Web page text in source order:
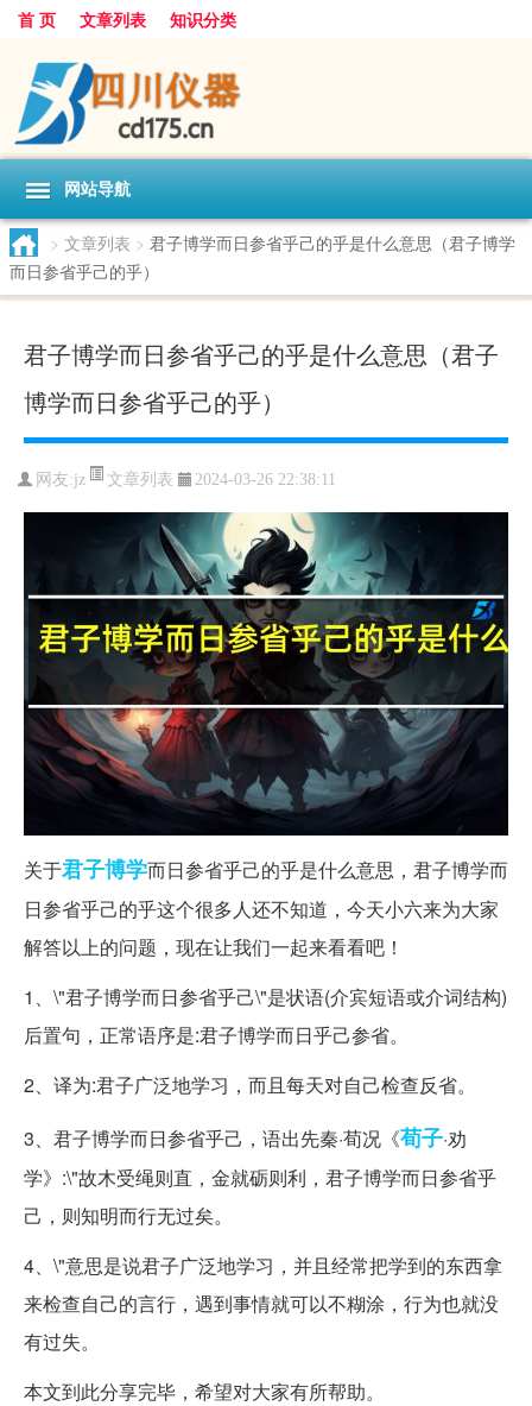
首 页 文章列表 知识分类
网站导航
> 文章列表 > 君子博学而日参省乎己的乎是什么意思（君子博学
而日参省乎己的乎）
君子博学而日参省乎己的乎是什么意思（君子
博学而日参省乎己的乎）
网友:jz 文章列表 2024-03-26 22:38:11
关于君子博学而日参省乎己的乎是什么意思，君子博学而
日参省乎己的乎这个很多人还不知道，今天小六来为大家
解答以上的问题，现在让我们一起来看看吧！
1、\"君子博学而日参省乎己\"是状语(介宾短语或介词结构)
后置句，正常语序是:君子博学而日乎己参省。
2、译为:君子广泛地学习，而且每天对自己检查反省。
3、君子博学而日参省乎己，语出先秦·荀况《荀子·劝
学》:\"故木受绳则直，金就砺则利，君子博学而日参省乎
己，则知明而行无过矣。
4、\"意思是说君子广泛地学习，并且经常把学到的东西拿
来检查自己的言行，遇到事情就可以不糊涂，行为也就没
有过失。
本文到此分享完毕，希望对大家有所帮助。